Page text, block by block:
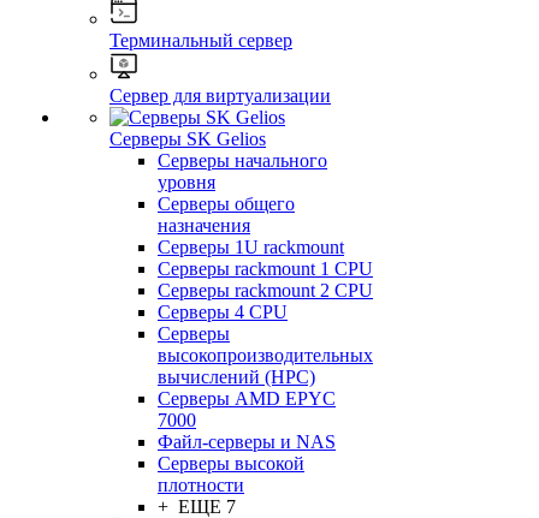
Терминальный сервер
Сервер для виртуализации
Серверы SK Gelios
Серверы начального
уровня
Серверы общего
назначения
Серверы 1U rackmount
Серверы rackmount 1 CPU
Серверы rackmount 2 CPU
Серверы 4 CPU
Серверы
высокопроизводительных
вычислений (HPC)
Серверы AMD EPYC
7000
Файл-серверы и NAS
Серверы высокой
плотности
+ ЕЩЕ 7